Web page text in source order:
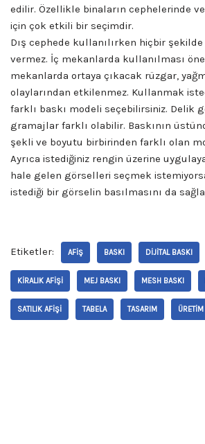
edilir. Özellikle binaların cephelerinde
için çok etkili bir seçimdir.
Dış cephede kullanılırken hiçbir
vermez. İç mekanlarda kullanılması
mekanlarda ortaya çıkacak rüzgar,
olaylarından etkilenmez. Kullanmak
farklı baskı modeli seçebilirsiniz. Delik
gramajlar farklı olabilir. Baskının
şekli ve boyutu birbirinden farklı olan
Ayrıca istediğiniz rengin üzerine
hale gelen görselleri seçmek
istediği bir görselin basılmasını da
Etiketler: AFIŞ BASKI DIJITAL BASKI
KIRALIK AFIŞI MEJ BASKI MESH BASKI
SATILIK AFIŞI TABELA TASARIM ÜRETIM